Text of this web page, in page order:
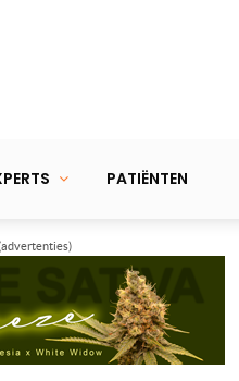
PATIËNTEN
7 aandoeningen